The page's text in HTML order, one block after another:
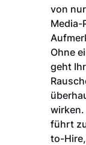
von
Media-
Ohne
geht
führt
to-